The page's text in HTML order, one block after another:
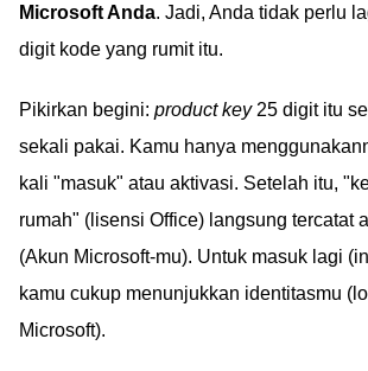
Microsoft Anda. Jadi, Anda tidak perlu
digit kode yang rumit itu.
Pikirkan begini: product key25 digit itu
sekali pakai. Kamu hanya
kali "masuk" atau aktivasi. Setelah itu,
rumah" (lisensi Office) langsung tercatat
(Akun Microsoft-mu). Untuk masuk lagi
kamu cukup menunjukkan identitasmu
Microsoft).